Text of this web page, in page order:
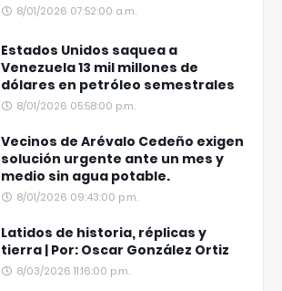
8/01/2026 07:52:00 a.m.
Estados Unidos saquea a
Venezuela 13 mil millones de
dólares en petróleo semestrales
8/01/2026 05:58:00 p.m.
Vecinos de Arévalo Cedeño exigen
solución urgente ante un mes y
medio sin agua potable.
8/01/2026 09:43:00 p.m.
Latidos de historia, réplicas y
tierra | Por: Oscar González Ortiz
8/03/2026 11:16:00 p.m.